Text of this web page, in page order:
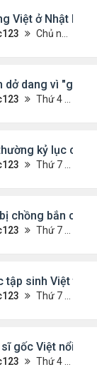
Việt ở Nhật bốc
Chủ nhật Tháng 6 07, 2026 9:04 am
dở dang vì "giấc
Thứ 4 Tháng 6 03, 2026 6:34 pm
kỷ lục cho
Thứ 7 Tháng 5 30, 2026 5:26 pm
chồng bắn chết
Thứ 7 Tháng 5 30, 2026 5:09 pm
tập sinh Việt tử
Thứ 7 Tháng 5 30, 2026 5:02 pm
gốc Việt nổi
Thứ 4 Tháng 5 27, 2026 7:43 pm